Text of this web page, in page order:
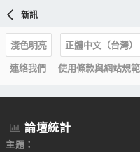
新訊
淺色明亮
正體中文（台灣）
連絡我們
使用條款與網站規範
論壇統計
主題